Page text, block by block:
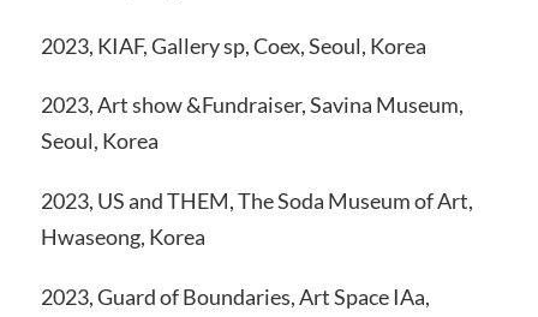
2023, KIAF, Gallery sp, Coex, Seoul, Korea
2023, Art show &Fundraiser, Savina Museum,
Seoul, Korea
2023, US and THEM, The Soda Museum of Art,
Hwaseong, Korea
2023, Guard of Boundaries, Art Space IAa,